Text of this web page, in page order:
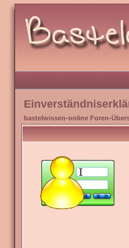
bastelwissen-online Foren-